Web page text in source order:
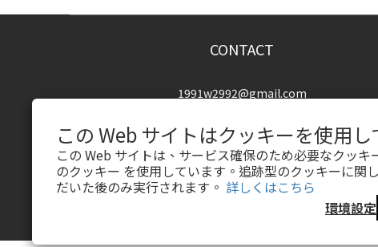
この Web サイトはクッキーを使用
この Web サイトは、サービス確保のため必要なクッキ
のクッキー を使用しています。追跡型のクッキーに関
だいた後のみ実行されます。 詳しくはこちら
環境設定
CONTACT
1991w2992@gmail.com